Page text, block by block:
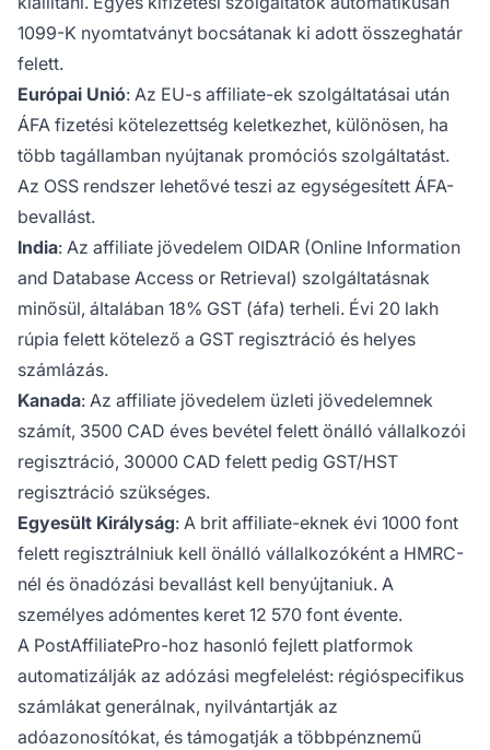
1099-K nyomtatványt bocsátanak ki adott összeghatár
felett.
Európai Unió: Az EU-s affiliate-ek szolgáltatásai után
ÁFA fizetési kötelezettség keletkezhet, különösen, ha
több tagállamban nyújtanak promóciós szolgáltatást.
Az OSS rendszer lehetővé teszi az egységesített ÁFA-
bevallást.
India: Az affiliate jövedelem OIDAR (Online Information
and Database Access or Retrieval) szolgáltatásnak
minősül, általában 18% GST (áfa) terheli. Évi 20 lakh
rúpia felett kötelező a GST regisztráció és helyes
számlázás.
Kanada: Az affiliate jövedelem üzleti jövedelemnek
számít, 3500 CAD éves bevétel felett önálló vállalkozói
regisztráció, 30000 CAD felett pedig GST/HST
regisztráció szükséges.
Egyesült Királyság: A brit affiliate-eknek évi 1000 font
felett regisztrálniuk kell önálló vállalkozóként a HMRC-
nél és önadózási bevallást kell benyújtaniuk. A
személyes adómentes keret 12 570 font évente.
A PostAffiliatePro-hoz hasonló fejlett platformok
automatizálják az adózási megfelelést: régióspecifikus
számlákat generálnak, nyilvántartják az
adóazonosítókat, és támogatják a többpénznemű